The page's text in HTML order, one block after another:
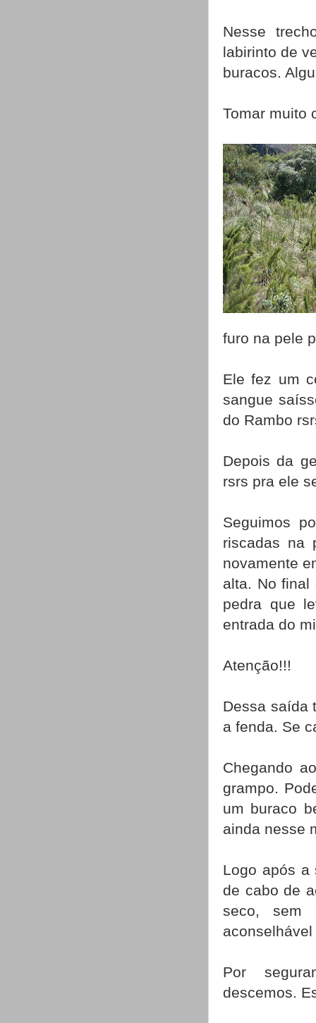
Nesse
labirinto de
buracos.
Tomar muito
furo na pele
Ele fez um
sangue
do Rambo
Depois da
rsrs pra ele
Seguimos
riscadas na
novamente
alta. No final
pedra que
entrada do
Atenção!!!
Dessa saída
a fenda. Se
Chegando
grampo.
um buraco
ainda nesse
Logo após a
de cabo de
seco, sem
Por
descemos.